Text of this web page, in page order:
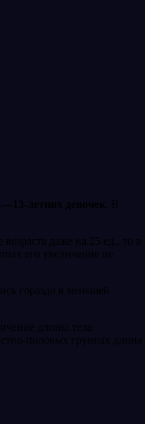
летних девочек . В
даже на 25 ед., то в
его увеличение не
гораздо в меньшей
длины тела
половых группах длина